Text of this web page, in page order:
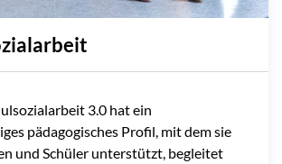
3.0 hat ein
pädagogisches Profil, mit dem sie
und Schüler unterstützt, begleitet